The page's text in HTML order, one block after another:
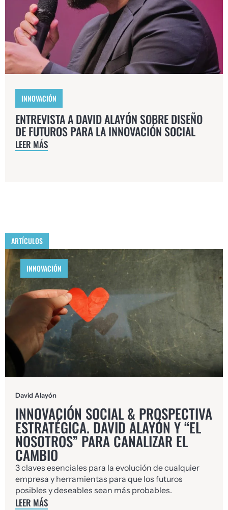
INNOVACIÓN
ENTREVISTA A DAVID ALAYÓN SOBRE DISEÑO
DE FUTUROS PARA LA INNOVACIÓN SOCIAL
LEER MÁS
ARTÍCULOS
INNOVACIÓN
David Alayón
INNOVACIÓN SOCIAL & PROSPECTIVA
ESTRATÉGICA. DAVID ALAYÓN Y “EL
NOSOTROS” PARA CANALIZAR EL
CAMBIO
3 claves esenciales para la evolución de cualquier
empresa y herramientas para que los futuros
posibles y deseables sean más probables.
LEER MÁS